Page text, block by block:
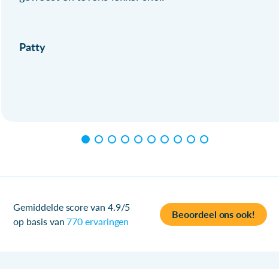
Patty
Gemiddelde score van 4.9/5
op basis van770 ervaringen
Beoordeel ons ook!